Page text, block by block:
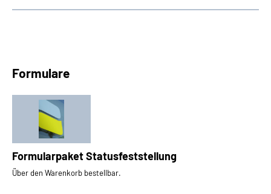
Formulare
Formularpaket Statusfeststellung
Über den Warenkorb bestellbar.